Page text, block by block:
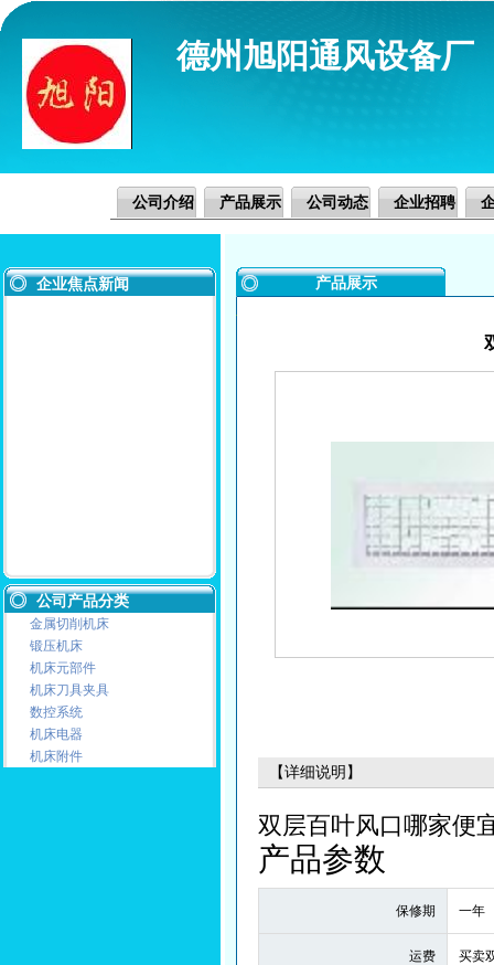
德州旭阳通风设备厂
公司介绍 产品展示 公司动态 企业招聘
企业焦点新闻
公司产品分类
金属切削机床
锻压机床
机床元部件
机床刀具夹具
数控系统
机床电器
机床附件
产品展示
【详细说明】
双层百叶风口哪家便
产品参数
保修期 一年
运费 买卖